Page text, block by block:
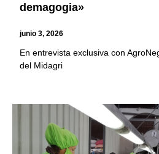
demagogia»
junio 3, 2026
En entrevista exclusiva con
del Midagri